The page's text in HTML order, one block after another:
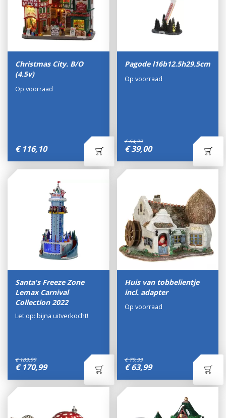
Christmas City. B/O
(4.5v)
€ 116,10
Op voorraad
Pagode l16b12.5h29.5cm
€ 64,99
€ 39,00
Op voorraad
Santa's Freeze Zone
Lemax Carnival
Collection 2022
€ 189,99
€ 170,99
Let op: bijna uitverkocht!
Huis van tobbelientje
incl. adapter
€ 79,99
€ 63,99
Op voorraad